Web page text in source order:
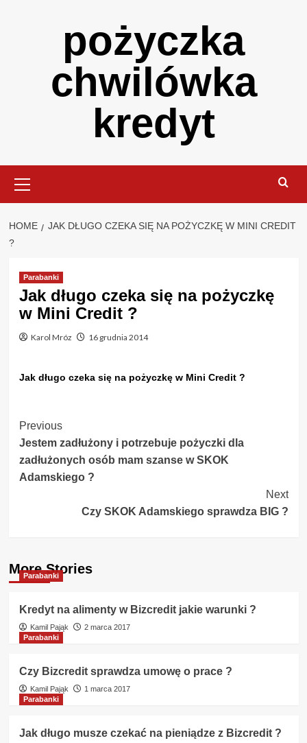
pożyczka
chwilówka
kredyt
Menu
HOME
JAK DŁUGO CZEKA SIĘ NA POŻYCZKĘ W MINI CREDIT
?
Parabanki
Jak długo czeka się na pożyczkę
w Mini Credit ?
Karol Mróz 16 grudnia 2014
Jak długo czeka się na pożyczkę w Mini Credit ?
Post
Navigation
Previous
Jestem zadłużony i potrzebuje pożyczki dla
zadłużonych osób mam szanse w SKOK
Adamskiego ?
Next
Czy SKOK Adamskiego sprawdza BIG ?
More Stories
Parabanki
Kredyt na alimenty w Bizcredit jakie warunki ?
Kamil Pająk
2 marca 2017
Parabanki
Czy Bizcredit sprawdza umowę o prace ?
Kamil Pająk
1 marca 2017
Parabanki
Jak długo musze czekać na pieniądze z Bizcredit ?